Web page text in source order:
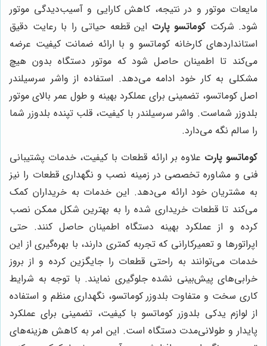
مایعات موتور و در نتیجه، کاهش کارایی و آسیب‌دیدگی موتور
شود. شرکت کوماتسو پارت این قطعه حیاتی را با رعایت دقیق
استانداردهای کارخانه کوماتسو و با ارائه ضمانت کیفیت عرضه
می‌کند تا اطمینان حاصل شود که موتور دستگاه بدون هیچ
مشکلی به کار خود ادامه می‌دهد. استفاده از واشر سرسیلندر
اصل کوماتسو، تضمینی برای عملکرد بهینه و طول عمر بالای موتور
بلدوزر شماست. واشر سرسیلندر با کیفیت، قلب تپنده بلدوزر شما
را سالم نگه می‌دارد.
کوماتسو پارت علاوه بر ارائه قطعات با کیفیت، خدمات پشتیبانی
فنی و مشاوره تخصصی در زمینه نصب و نگهداری قطعات را نیز
به مشتریان خود ارائه می‌دهد. این خدمات به خریداران کمک
می‌کند تا قطعات خریداری شده را به بهترین شکل ممکن نصب
کرده و از عملکرد بهینه دستگاه اطمینان حاصل کنند. حتی
اپراتورها و تعمیرکارانی که تجربه کمتری دارند، با بهره‌گیری از این
خدمات می‌توانند به راحتی قطعات را جایگزین کرده و از بروز
خرابی‌های پیش‌بینی نشده جلوگیری نمایند. با توجه به شرایط
کاری سخت و متفاوت بلدوزر کوماتسو، نگهداری منظم و استفاده
از لوازم یدکی بلدوزر کوماتسو با کیفیت، تضمینی برای عملکرد
پایدار و طولانی‌مدت دستگاه است. این امر به کاهش هزینه‌های